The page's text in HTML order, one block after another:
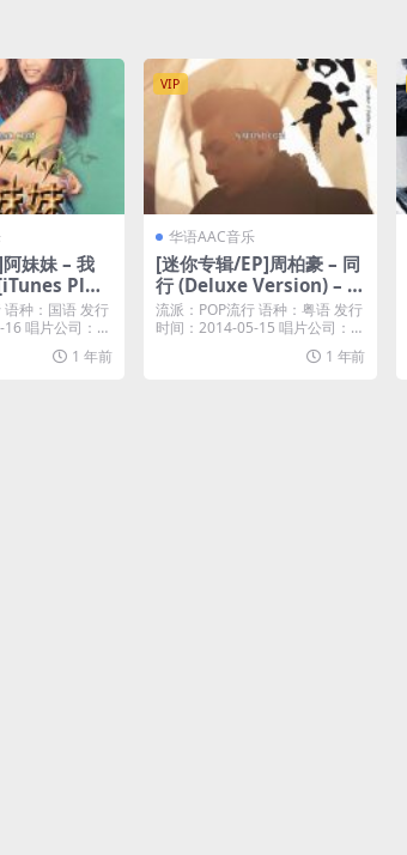
妹妹 – 我
Plus
语种：国语 发行
唱片公司：丰
1 年前
VIP
华语AAC音乐
[迷你专辑/EP]周柏豪 – 同
行 (Deluxe Version) – E
P [iTunes Plus M4A + M
4V]
流派：POP流行 语种：粤语 发行
时间：2014-05-15 唱片公司：华
1 年前